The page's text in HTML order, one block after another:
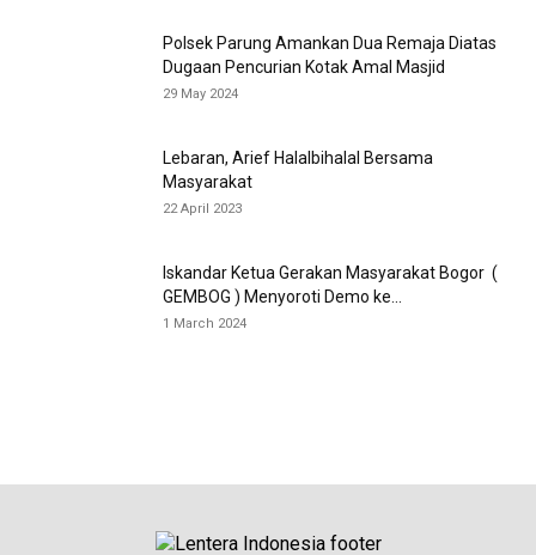
Polsek Parung Amankan Dua Remaja Diatas
Dugaan Pencurian Kotak Amal Masjid
29 May 2024
Lebaran, Arief Halalbihalal Bersama
Masyarakat
22 April 2023
Iskandar Ketua Gerakan Masyarakat Bogor (
GEMBOG ) Menyoroti Demo ke...
1 March 2024